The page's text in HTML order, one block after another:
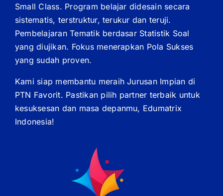
Small Class. Program belajar didesain secara
sistematis, terstruktur, terukur dan teruji.
Pembelajaran Tematik berdasar Statistik Soal
yang diujikan. Fokus menerapkan Pola Sukses
yang sudah proven.
Kami siap membantu meraih Jurusan Impian di
PTN Favorit. Pastikan pilih partner terbaik untuk
kesuksesan dan masa depanmu, Edumatrix
Indonesia!